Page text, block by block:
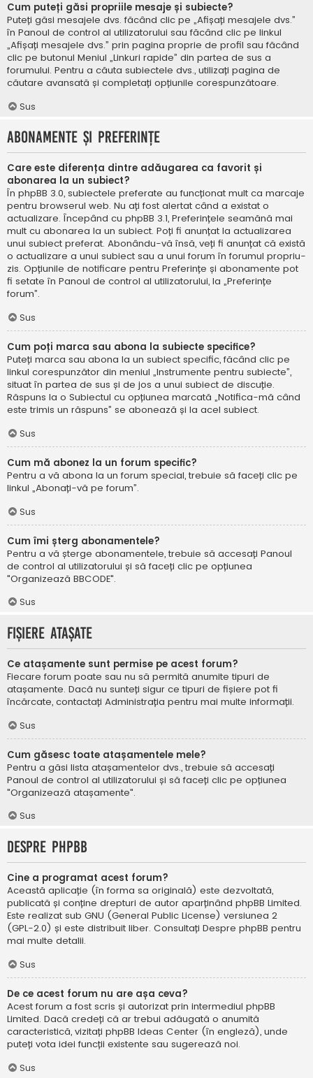
Cum puteți găsi propriile mesaje și subiecte?
Puteți găsi mesajele dvs. făcând clic pe „Afișați mesajele dvs.”
în Panoul de control al utilizatorului sau făcând clic pe linkul
„Afișați mesajele dvs.” prin pagina proprie de profil sau făcând
clic pe butonul Meniul „Linkuri rapide” din partea de sus a
forumului. Pentru a căuta subiectele dvs., utilizați pagina de
căutare avansată și completați opțiunile corespunzătoare.
Sus
Abonamente și Preferințe
Care este diferența dintre adăugarea ca favorit și
abonarea la un subiect?
În phpBB 3.0, subiectele preferate au funcționat mult ca marcaje
pentru browserul web. Nu ați fost alertat când a existat o
actualizare. Începând cu phpBB 3.1, Preferințele seamănă mai
mult cu abonarea la un subiect. Poți fi anunțat la actualizarea
unui subiect preferat. Abonându-vă însă, veți fi anunțat că există
o actualizare a unui subiect sau a unui forum în forumul propriu-
zis. Opțiunile de notificare pentru Preferințe și abonamente pot
fi setate în Panoul de control al utilizatorului, la „Preferințe
forum”.
Sus
Cum poți marca sau abona la subiecte specifice?
Puteți marca sau abona la un subiect specific, făcând clic pe
linkul corespunzător din meniul „Instrumente pentru subiecte”,
situat în partea de sus și de jos a unui subiect de discuție.
Răspuns la o Subiectul cu opțiunea marcată „Notifica-mă când
este trimis un răspuns” se abonează și la acel subiect.
Sus
Cum mă abonez la un forum specific?
Pentru a vă abona la un forum special, trebuie să faceți clic pe
linkul „Abonați-vă pe forum”.
Sus
Cum îmi șterg abonamentele?
Pentru a vă șterge abonamentele, trebuie să accesați Panoul
de control al utilizatorului și să faceți clic pe opțiunea
"Organizează BBCODE".
Sus
Fișiere atașate
Ce atașamente sunt permise pe acest forum?
Fiecare forum poate sau nu să permită anumite tipuri de
atașamente. Dacă nu sunteți sigur ce tipuri de fișiere pot fi
încărcate, contactați Administrația pentru mai multe informații.
Sus
Cum găsesc toate atașamentele mele?
Pentru a găsi lista atașamentelor dvs., trebuie să accesați
Panoul de control al utilizatorului și să faceți clic pe opțiunea
"Organizează atașamente".
Sus
Despre phpBB
Cine a programat acest forum?
Această aplicație (în forma sa originală) este dezvoltată,
publicată și conține drepturi de autor aparținând phpBB Limited.
Este realizat sub GNU (General Public License) versiunea 2
(GPL-2.0) și este distribuit liber. Consultați Despre phpBB pentru
mai multe detalii.
Sus
De ce acest forum nu are așa ceva?
Acest forum a fost scris și autorizat prin intermediul phpBB
Limited. Dacă credeți că ar trebui adăugată o anumită
caracteristică, vizitați phpBB Ideas Center (în engleză), unde
puteți vota idei funcții existente sau sugerează noi.
Sus